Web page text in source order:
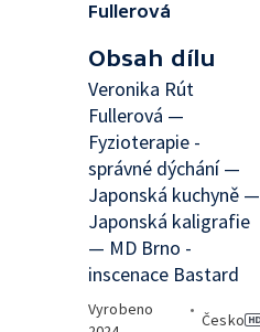
Fullerová
Obsah dílu
Veronika Rút
Fullerová —
Fyzioterapie -
správné dýchání —
Japonská kuchyně —
Japonská kaligrafie
— MD Brno -
inscenace Bastard
Vyrobeno
•
Česko